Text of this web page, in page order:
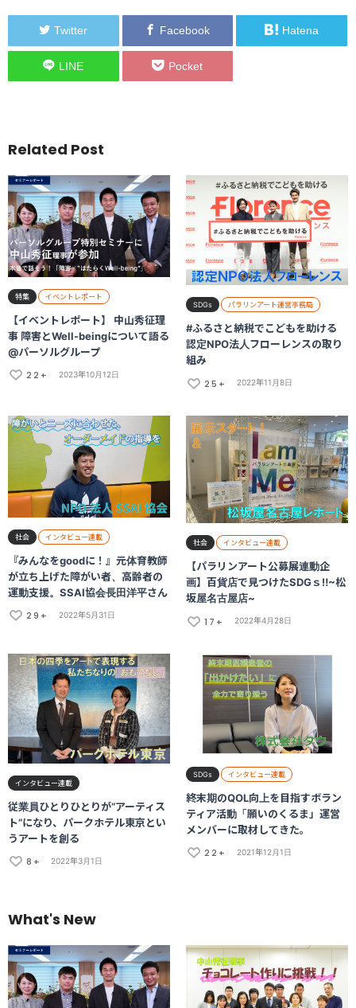
Twitter Facebook Hatena
LINE Pocket
Related Post
特集 イベントレポート
【イベントレポート】 中山秀征理
事 障害とWell-beingについて語る
@パーソルグループ
22+
2023年10月12日
SDGs パラリンアート運営事務局
#ふるさと納税でこどもを助ける
認定NPO法人フローレンスの取り
組み
25+
2022年11月8日
社会 インタビュー連載
『みんなをgoodに！』元体育教師
が立ち上げた障がい者、高齢者の
運動支援。SSAI協会長田洋平さん
29+
2022年5月31日
社会 インタビュー連載
【パラリンアート公募展連動企
画】百貨店で見つけたSDGｓ‼~松
坂屋名古屋店~
17+
2022年4月28日
インタビュー連載
従業員ひとりひとりが“アーティス
ト”になり、パークホテル東京とい
うアートを創る
8+
2022年3月1日
SDGs インタビュー連載
終末期のQOL向上を目指すボラン
ティア活動「願いのくるま」運営
メンバーに取材してきた。
22+
2021年12月1日
What's New